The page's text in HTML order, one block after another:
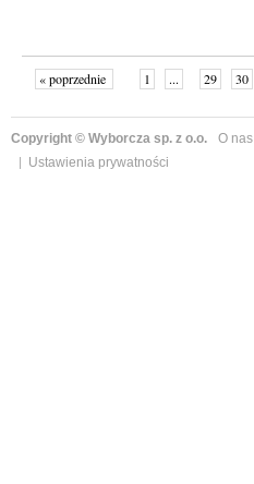
« poprzednie 1 ... 29 30
Copyright © Wyborcza sp. z o.o. O nas
Ustawienia prywatności